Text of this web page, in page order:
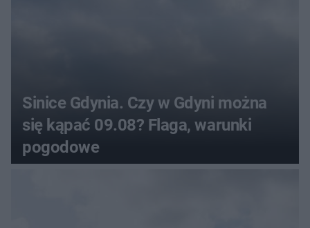
Sinice Gdynia. Czy w Gdyni można
się kąpać 09.08? Flaga, warunki
pogodowe